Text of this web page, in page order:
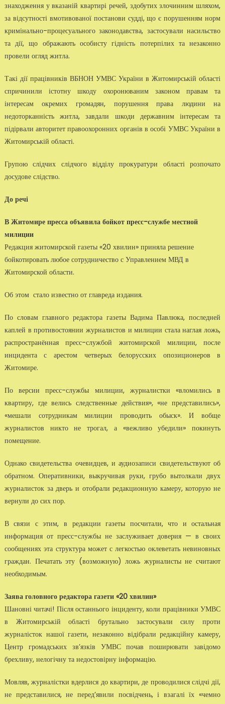
знаходження у вказаній квартирі речей, здобутих злочинним шляхом,
за відсутності вмотивованої постанови судді, що є порушенням норм
кримінально-процесуального законодавства, застосували насильство
та дії, що ображають особисту гідність потерпілих та незаконно
провели огляд житла.
Такі дії працівників ВБНОН УМВС України в Житомирській області
спричинили істотну шкоду охоронюваним законом правам та
інтересам окремих громадян, порушення права людини на
недоторканність житла, завдали шкоди державним інтересам та
підірвали авторитет правоохоронних органів в особі УМВС України в
Житомирській області.
Групою слідчих слідчого відділу прокуратури області розпочато
досудове слідство.
До речі
В Житомире пресса объявила бойкот пресс-службе местной
милиции
Редакция житомирской газеты «20 хвилин» приняла решение
бойкотировать любое сотрудничество с Управлением МВД в
Житомирской области.
Об этом стало известно от главреда издания.
По словам главного редактора газеты Вадима Павлюка, последней
каплей в противостоянии журналистов и милиции стала наглая ложь,
распространённая пресс-службой житомирской милиции, после
инцидента с арестом четверых белорусских опозиционеров в
Житомире.
По версии пресс-службы милиции, журналистки «вломились в
квартиру, где велись следственные действия», «не представились»,
«мешали сотрудникам милиции проводить обыск». И вобще
журналистов никто не трогал, а «вежливо убедили» покинуть
помещение.
Однако свидетельства очевидцев, и аудиозаписи свидетельствуют об
обратном. Оперативники, выкручивая руки, грубо вытолкали двух
журналисток за дверь и отобрали редакционную камеру, которую не
вернули до сих пор.
В связи с этим, в редакции газеты посчитали, что и остальная
информация от пресс-службы не заслуживает доверия — в своих
сообщениях эта структура может с легкостью оклеветать невиновных
граждан. Печатать эту (возможную) ложь журналисты не считают
необходимым.
Заява головного редактора газети «20 хвилин»
Шановні читачі! Після останнього інциденту, коли працівники УМВС
в Житомирській області брутально застосували силу проти
журналісток нашої газети, незаконно відібрали редакційну камеру,
Центр громадських зв’язків УМВС почав поширювати завідомо
брехливу, нелогічну та недостовірну інформацію.
Мовляв, журналістки вдерлися до квартири, де проводилися слідчі дії,
не представилися, не перед’явили посвідчень, і взагалі їх «чемно